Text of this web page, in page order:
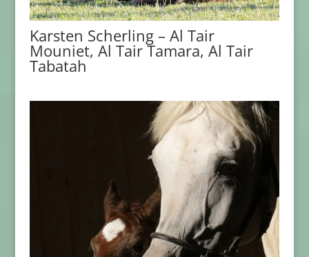
Karsten Scherling – Al Tair
Mouniet, Al Tair Tamara, Al Tair
Tabatah